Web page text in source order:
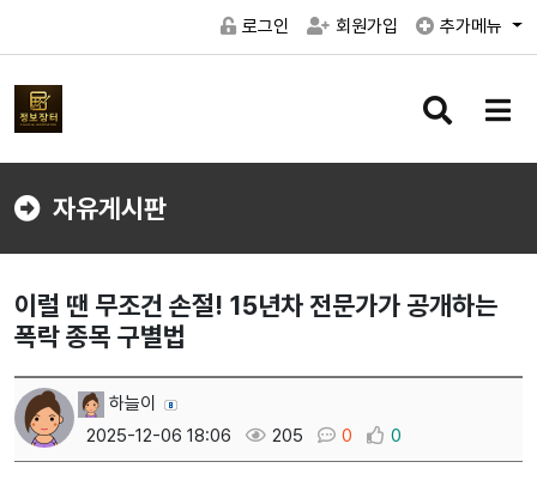
로그인 회원가입 추가메뉴
검
버
메
버
자유게시판
이럴 땐 무조건 손절! 15년차 전문가가 공개하는
폭락 종목 구별법
하늘이
2025-12-06 18:06
205 0 0